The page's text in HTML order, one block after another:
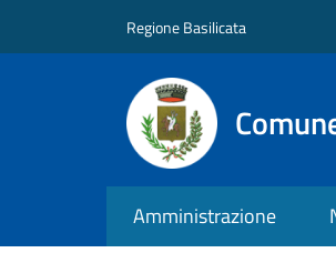
Regione Basilicata
Amministrazione